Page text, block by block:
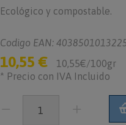
Ecológico y compostable.
Codigo EAN:
10,55 €
10,55€/100gr
* Precio con IVA Incluido